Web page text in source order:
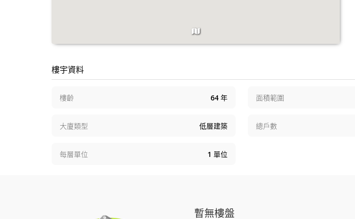
樓宇資料
樓齡 64 年 面積範圍
大廈類型 低層建築 總戶數
每層單位 1 單位
暫無樓盤